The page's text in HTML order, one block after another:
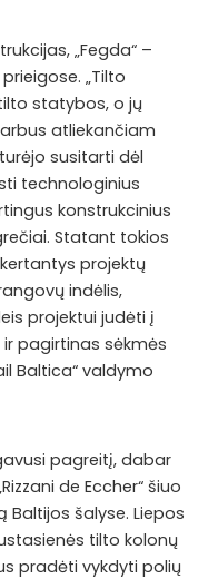
„Fegda“ –
„Tilto
statybos, o jų
atliekančiam
susitarti dėl
technologinius
konstrukcinius
Statant tokios
projektų
indėlis,
projektui judėti į
pagirtinas sėkmės
Baltica“ valdymo
pagreitį, dabar
de Eccher“ šiuo
šalyse. Liepos
tilto kolonų
pradėti vykdyti polių